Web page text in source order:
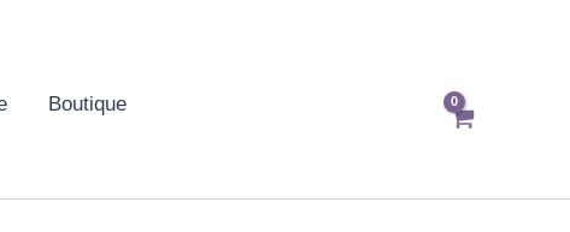
Boutique